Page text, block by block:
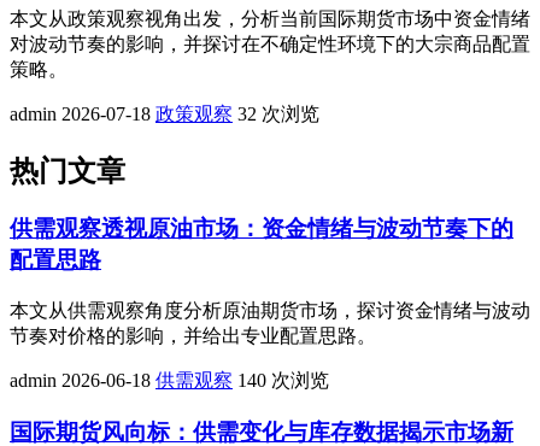
本文从政策观察视角出发，分析当前国际期货市场中资金情绪
对波动节奏的影响，并探讨在不确定性环境下的大宗商品配置
策略。
admin 2026-07-18 政策观察 32 次浏览
热门文章
供需观察透视原油市场：资金情绪与波动节奏下的
配置思路
本文从供需观察角度分析原油期货市场，探讨资金情绪与波动
节奏对价格的影响，并给出专业配置思路。
admin 2026-06-18 供需观察 140 次浏览
国际期货风向标：供需变化与库存数据揭示市场新